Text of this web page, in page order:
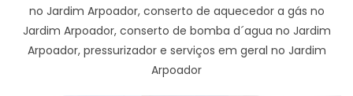
no Jardim Arpoador, conserto de aquecedor a gás no
Jardim Arpoador, conserto de bomba d´agua no Jardim
Arpoador, pressurizador e serviços em geral no Jardim
Arpoador